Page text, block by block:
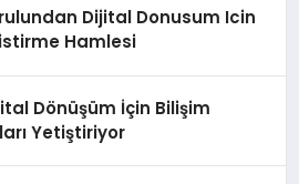
Dijital Donusum Icin
Hamlesi
Dönüşüm İçin Bilişim
Yetiştiriyor